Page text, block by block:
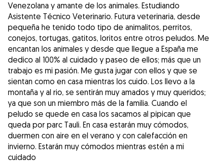
Venezolana y amante de los animales. Estudiando
Asistente Técnico Veterinario. Futura veterinaria, desde
pequeña he tenido todo tipo de animalitos, perritos,
conejos, tortugas, gatitos, loritos entre otros peludos. Me
encantan los animales y desde que llegue a España me
dedico al 100% al cuidado y paseo de ellos; más que un
trabajo es mi pasión. Me gusta jugar con ellos y que se
sientan como en casa mientras los cuido. Los llevo a la
montaña y al rio, se sentirán muy amados y muy queridos;
ya que son un miembro más de la familia. Cuando el
peludo se quede en casa los sacamos al pipican que
queda por parc Tauli. En casa estarán muy cómodos,
duermen con aire en el verano y con calefacción en
invierno. Estarán muy cómodos mientras estén a mi
cuidado